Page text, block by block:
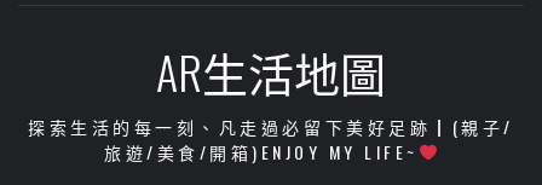
AR生活地圖
探索生活的每一刻、凡走過必留下美好足跡┃(親子/
旅遊/美食/開箱)ENJOY MY LIFE~